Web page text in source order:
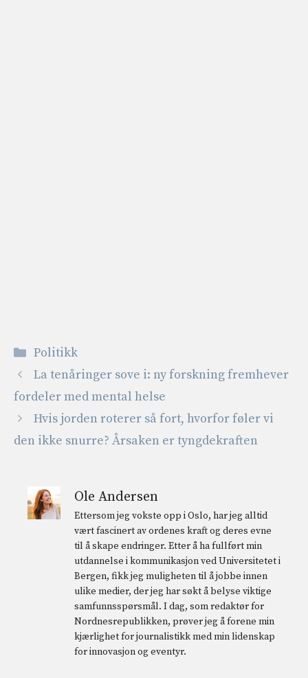
Kategorier
Politikk
La tenåringer sove i: ny forskning fremhever
fordeler med mental helse
Hvis jorden roterer så fort, hvorfor føler vi
den ikke snurre? Årsaken er tyngdekraften
Ole Andersen
Ettersom jeg vokste opp i Oslo, har jeg alltid
vært fascinert av ordenes kraft og deres evne
til å skape endringer. Etter å ha fullført min
utdannelse i kommunikasjon ved Universitetet i
Bergen, fikk jeg muligheten til å jobbe innen
ulike medier, der jeg har søkt å belyse viktige
samfunnsspørsmål. I dag, som redaktør for
Nordnesrepublikken, prøver jeg å forene min
kjærlighet for journalistikk med min lidenskap
for innovasjon og eventyr.